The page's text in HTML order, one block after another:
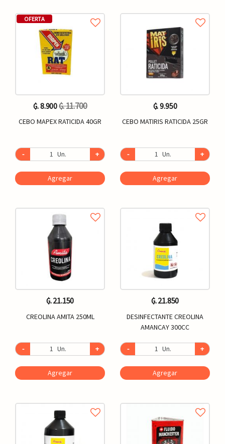
OFERTA
₲. 8.900₲. 11.700
CEBO MAPEX RATICIDA 40GR
- Un. +
Agregar
₲. 9.950
CEBO MATIRIS RATICIDA 25GR
- Un. +
Agregar
₲. 21.150
CREOLINA AMITA 250ML
- Un. +
Agregar
₲. 21.850
DESINFECTANTE CREOLINA
AMANCAY 300CC
- Un. +
Agregar